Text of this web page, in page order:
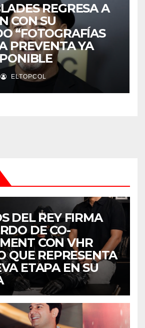
REGRESA A
CON SU
“FOTOGRAFÍAS
PREVENTA YA
ELTOPCOL
DEL REY FIRMA
DE CO-
CON VHR
QUE REPRESENTA
ETAPA EN SU